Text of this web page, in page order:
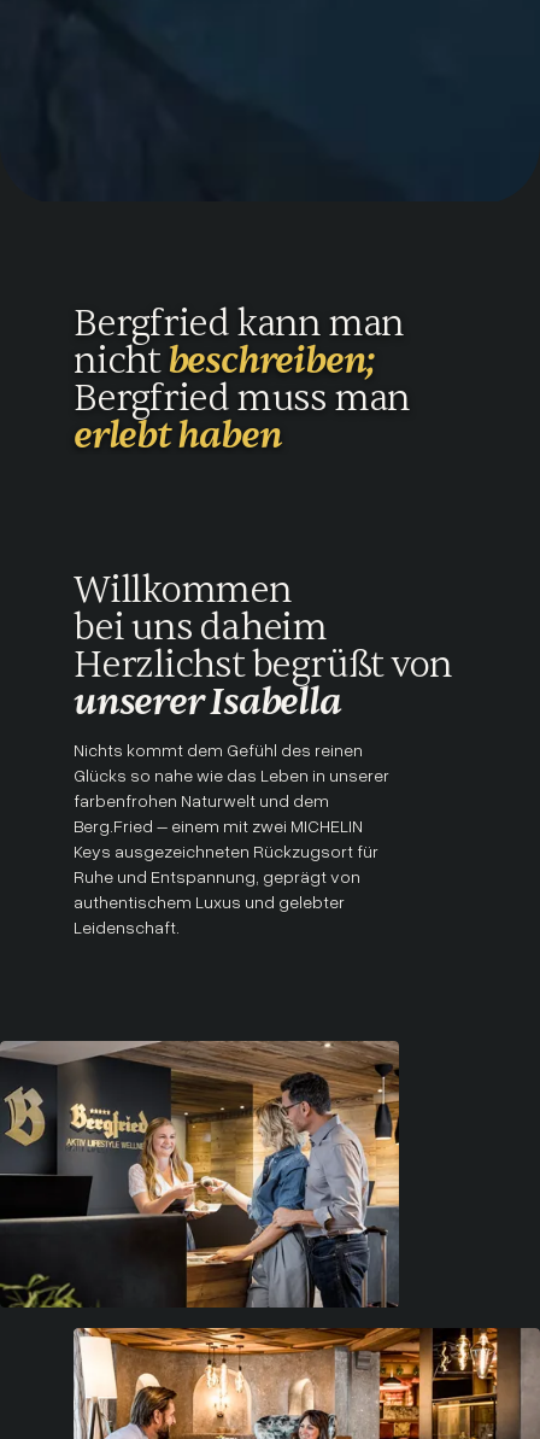
Bergfried kann man
nichtbeschreiben;
Bergfried muss man
erlebt haben
Willkommen
bei uns daheim
Herzlichst begrüßt von
unserer Isabella
Nichts kommt dem Gefühl des reinen
Glücks so nahe wie das Leben in unserer
farbenfrohen Naturwelt und dem
Berg.Fried – einem mit zwei MICHELIN
Keys ausgezeichneten Rückzugsort für
Ruhe und Entspannung, geprägt von
authentischem Luxus und gelebter
Leidenschaft.